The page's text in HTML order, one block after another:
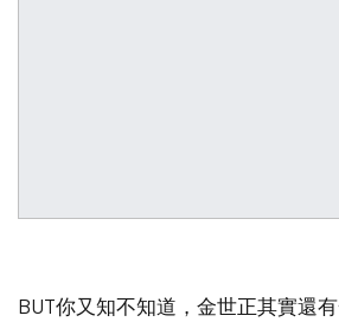
BUT你又知不知道，金世正其實還